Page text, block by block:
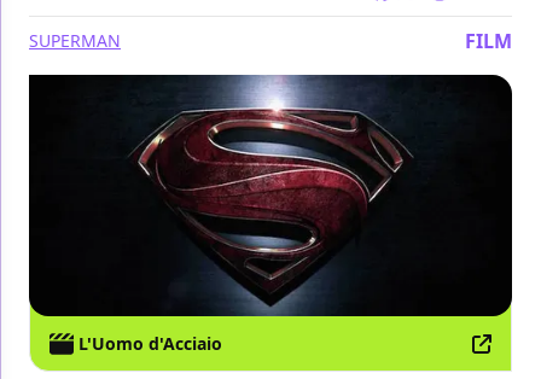
SUPERMAN FILM
L'Uomo d'Acciaio